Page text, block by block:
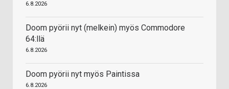
6.8.2026
Doom pyörii nyt (melkein) myös Commodore
64:llä
6.8.2026
Doom pyörii nyt myös Paintissa
6.8.2026